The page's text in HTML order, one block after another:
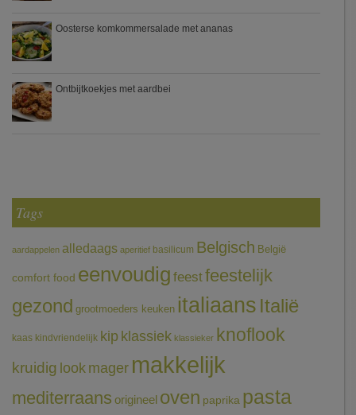
Oosterse komkommersalade met ananas
Ontbijtkoekjes met aardbei
Tags
aardappelen alledaags aperitief basilicum Belgisch België
comfort food eenvoudig feestfeestelijk
gezond grootmoeders keuken italiaans Italië
kaas kindvriendelijk kip klassiek klassieker knoflook
kruidig look mager makkelijk
mediterraans origineel oven paprika pasta